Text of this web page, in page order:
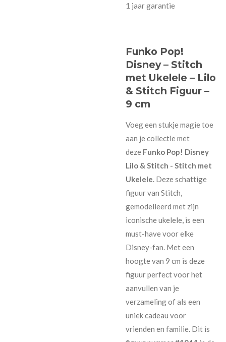
1 jaar garantie
Funko Pop!
Disney – Stitch
met Ukelele – Lilo
& Stitch Figuur –
9 cm
Voeg een stukje magie toe
aan je collectie met
deze Funko Pop! Disney
Lilo & Stitch - Stitch met
Ukelele. Deze schattige
figuur van Stitch,
gemodelleerd met zijn
iconische ukelele, is een
must-have voor elke
Disney-fan. Met een
hoogte van 9 cm is deze
figuur perfect voor het
aanvullen van je
verzameling of als een
uniek cadeau voor
vrienden en familie. Dit is